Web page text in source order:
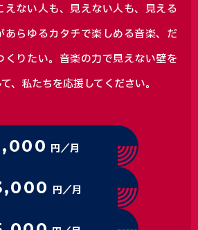
えない人も、見えない人も、見える
らゆるカタチで楽しめる音楽、 だ
くりたい。音楽の力で見えない壁を
、私たちを応援してください。
円／月
円／月